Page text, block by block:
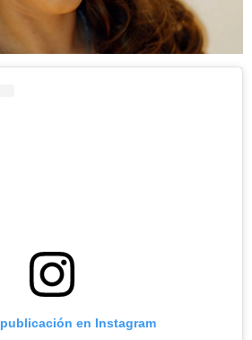
en Instagram